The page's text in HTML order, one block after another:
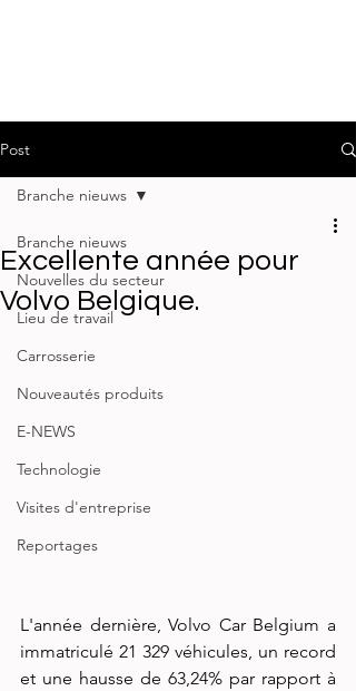
Post
Branche nieuws
Nouvelles du secteur
Lieu de travail
Carrosserie
Nouveautés produits
E-NEWS
Technologie
Visites d'entreprise
Reportages
Branche nieuws
Excellente année pour
Volvo Belgique.
L'année dernière, Volvo Car Belgium a
immatriculé 21 329 véhicules, un record
et une hausse de 63,24% par rapport à